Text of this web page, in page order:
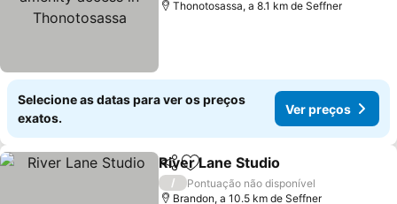
Thonotosassa, a 8.1 km de Seffner
Selecione as datas para ver os preços
exatos.
Ver preços
PartilharAdicionar aos favoritos
River Lane Studio
/
Pontuação não disponível
Brandon, a 10.5 km de Seffner